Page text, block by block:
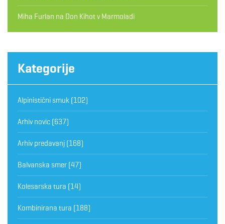
Miha Furlan na Don Kihot v Marmoladi
Kategorije
Alpinistični smuk (102)
Arhiv novic (637)
Arhiv predavanj (168)
Balvanska smer (47)
Kolesarska tura (14)
Kombinirana tura (188)